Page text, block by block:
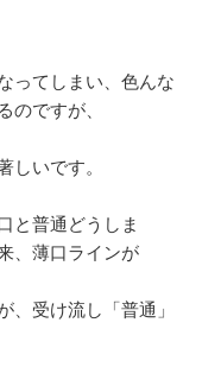
ってしまい、色んな
のですが、
しいです。
と普通どうしま
、薄口ラインが
、受け流し「普通」